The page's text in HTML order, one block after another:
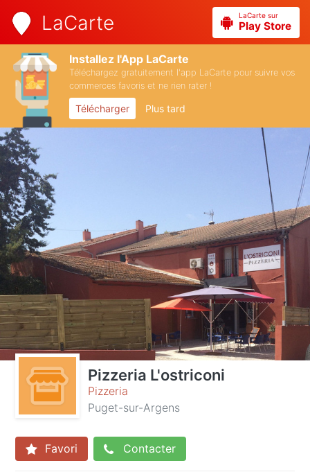
LaCarte LaCarte sur
Play Store
Installez l'App LaCarte
Téléchargez gratuitement l'app LaCarte pour suivre vos
commerces favoris et ne rien rater !
Télécharger Plus tard
Pizzeria L'ostriconi
Pizzeria
Puget-sur-Argens
Favori Contacter